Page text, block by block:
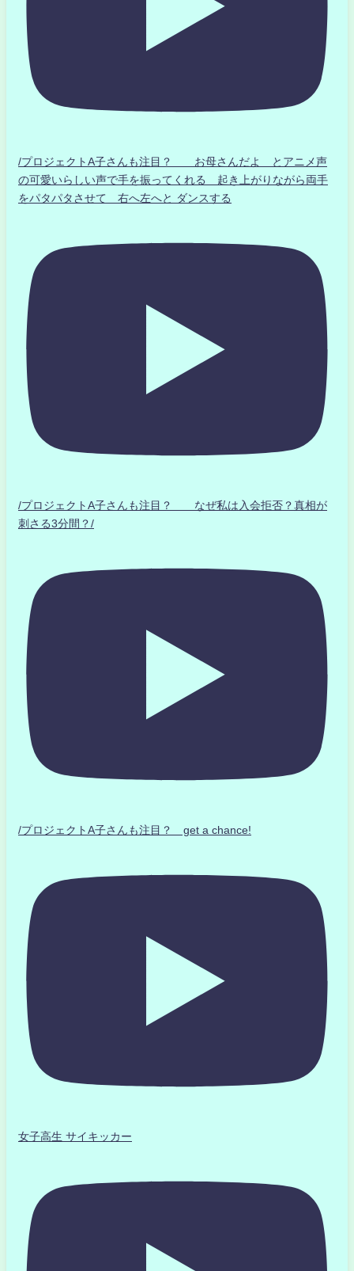
/プロジェクトA子さんも注目？ お母さんだよ とアニメ声
の可愛いらしい声で手を振ってくれる 起き上がりながら両手
をパタパタさせて 右へ左へと ダンスする
/プロジェクトA子さんも注目？ なぜ私は入会拒否？真相が
刺さる3分間？/
/プロジェクトA子さんも注目？ get a chance!
女子高生 サイキッカー